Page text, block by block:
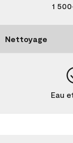
1
Nettoyage
Eau